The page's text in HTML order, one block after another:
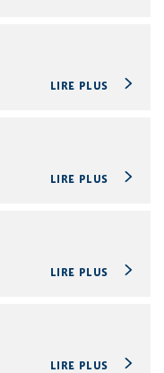
LIRE PLUS
LIRE PLUS
LIRE PLUS
LIRE PLUS